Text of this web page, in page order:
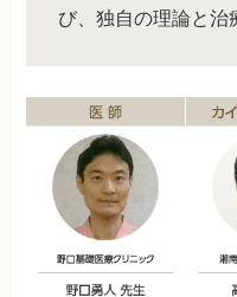
び、独自の理論と治